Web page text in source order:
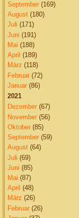
September(169)
August(180)
Juli (171)
Juni (191)
Mai (188)
April (189)
März (118)
Februar(72)
Januar(86)
2021
Dezember(67)
November(56)
Oktober(85)
September(59)
August(64)
Juli (69)
Juni (85)
Mai (87)
April (48)
März (26)
Februar(26)